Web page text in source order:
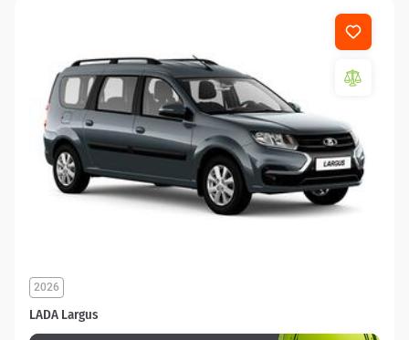
LADA Largus
2026